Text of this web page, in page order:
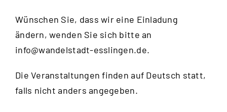
Wünschen Sie, dass wir eine Einladung
ändern, wenden Sie sich bitte an
info@wandelstadt-esslingen.de.
Die Veranstaltungen finden auf Deutsch statt,
falls nicht anders angegeben.